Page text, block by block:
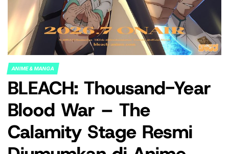
POSTED
IN
ANIME & MANGA
BLEACH: Thousand-Year
Blood War – The
Calamity Stage Resmi